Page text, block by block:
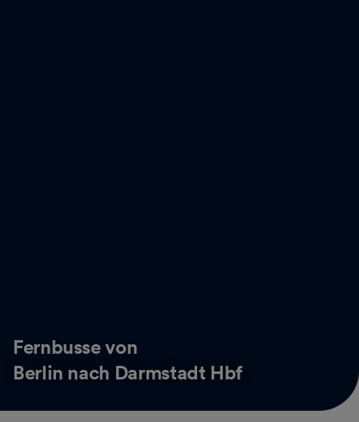
Fernbusse von
Berlin nach Darmstadt Hbf